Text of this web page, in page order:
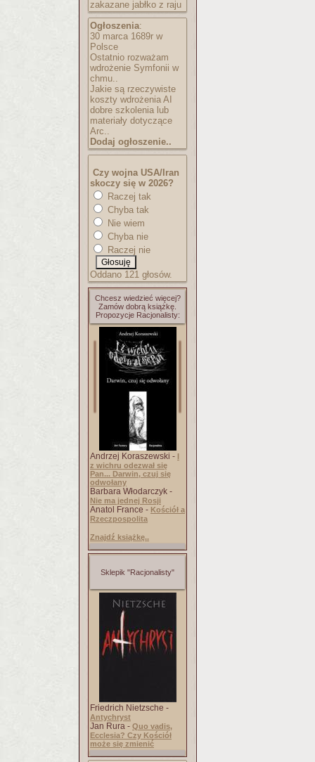
zakazane jabłko z raju
Ogłoszenia:
30 marca 1689r w
Polsce
Ostatnio rozważam
wdrożenie Symfonii w
chmu..
Jakie są rzeczywiste
koszty wdrożenia AI
dobre szkolenia lub
materiały dotyczące
Arc..
Dodaj ogłoszenie..
Czy wojna USA/Iran
skoczy się w 2026?
Raczej tak
Chyba tak
Nie wiem
Chyba nie
Raczej nie
Oddano 121 głosów.
Chcesz wiedzieć więcej?
Zamów dobrą książkę.
Propozycje Racjonalisty:
Andrzej Koraszewski - I
z wichru odezwał się
Pan... Darwin, czuj się
odwołany
Barbara Włodarczyk -
Nie ma jednej Rosji
Anatol France - Kościół a
Rzeczpospolita
Znajdź książkę..
Sklepik "Racjonalisty"
Friedrich Nietzsche -
Antychryst
Jan Rura - Quo vadis,
Ecclesia? Czy Kościół
może się zmienić